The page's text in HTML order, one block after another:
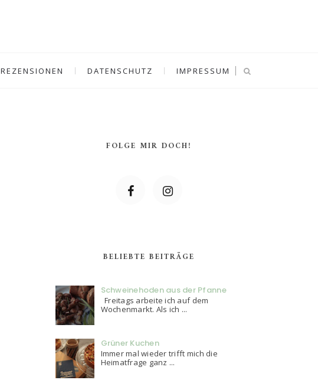
REZENSIONEN DATENSCHUTZ IMPRESSUM
FOLGE MIR DOCH!
BELIEBTE BEITRÄGE
Schweinehoden aus der Pfanne
Freitags arbeite ich auf dem
Wochenmarkt. Als ich ...
Grüner Kuchen
Immer mal wieder trifft mich die
Heimatfrage ganz ...